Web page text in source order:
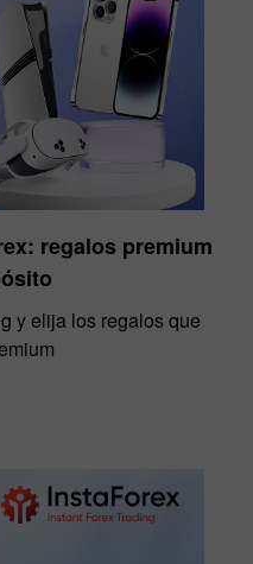
regalos premium
y elija los regalos que